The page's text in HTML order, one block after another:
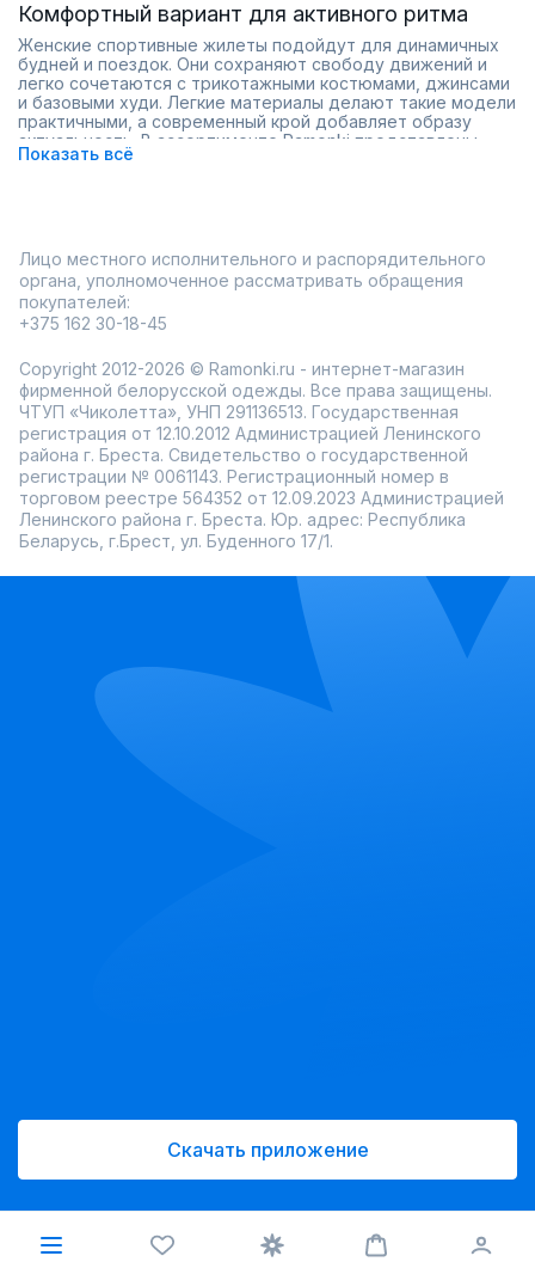
Комфортный вариант для активного ритма
Женские спортивные жилеты подойдут для динамичных
будней и поездок. Они сохраняют свободу движений и
легко сочетаются с трикотажными костюмами, джинсами
и базовыми худи. Легкие материалы делают такие модели
практичными, а современный крой добавляет образу
актуальность. В ассортименте Ramonki представлены
спортивные жилеты разной длины и плотности.
регулируемыми элементами.
легкость и комфорт при носке;
свободный крой для активного движения;
универсальные оттенки и яркие акценты;
подходят для прогулок и поездок.
В Ramonki легко подобрать спортивный жилет благодаря
широкому ассортименту и большому размерному ряду.
Регулярные акции делают обновление гардероба еще
приятнее.
Показать всё
Лицо местного исполнительного и распорядительного
органа, уполномоченное рассматривать обращения
покупателей:
+375 162 30-18-45
Copyright 2012-2026 © Ramonki.ru - интернет-магазин
фирменной белорусской одежды. Все права защищены.
ЧТУП «Чиколетта», УНП 291136513. Государственная
регистрация от 12.10.2012 Администрацией Ленинского
района г. Бреста. Свидетельство о государственной
регистрации № 0061143. Регистрационный номер в
торговом реестре 564352 от 12.09.2023 Администрацией
Ленинского района г. Бреста. Юр. адрес: Республика
Беларусь, г.Брест, ул. Буденного 17/1.
Скачать приложение